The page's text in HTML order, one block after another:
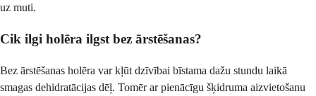
uz muti.
Cik ilgi holēra ilgst bez ārstēšanas?
Bez ārstēšanas holēra var kļūt dzīvībai bīstama dažu stundu laikā
smagas dehidratācijas dēļ. Tomēr ar pienācīgu šķidruma aizvietošanu